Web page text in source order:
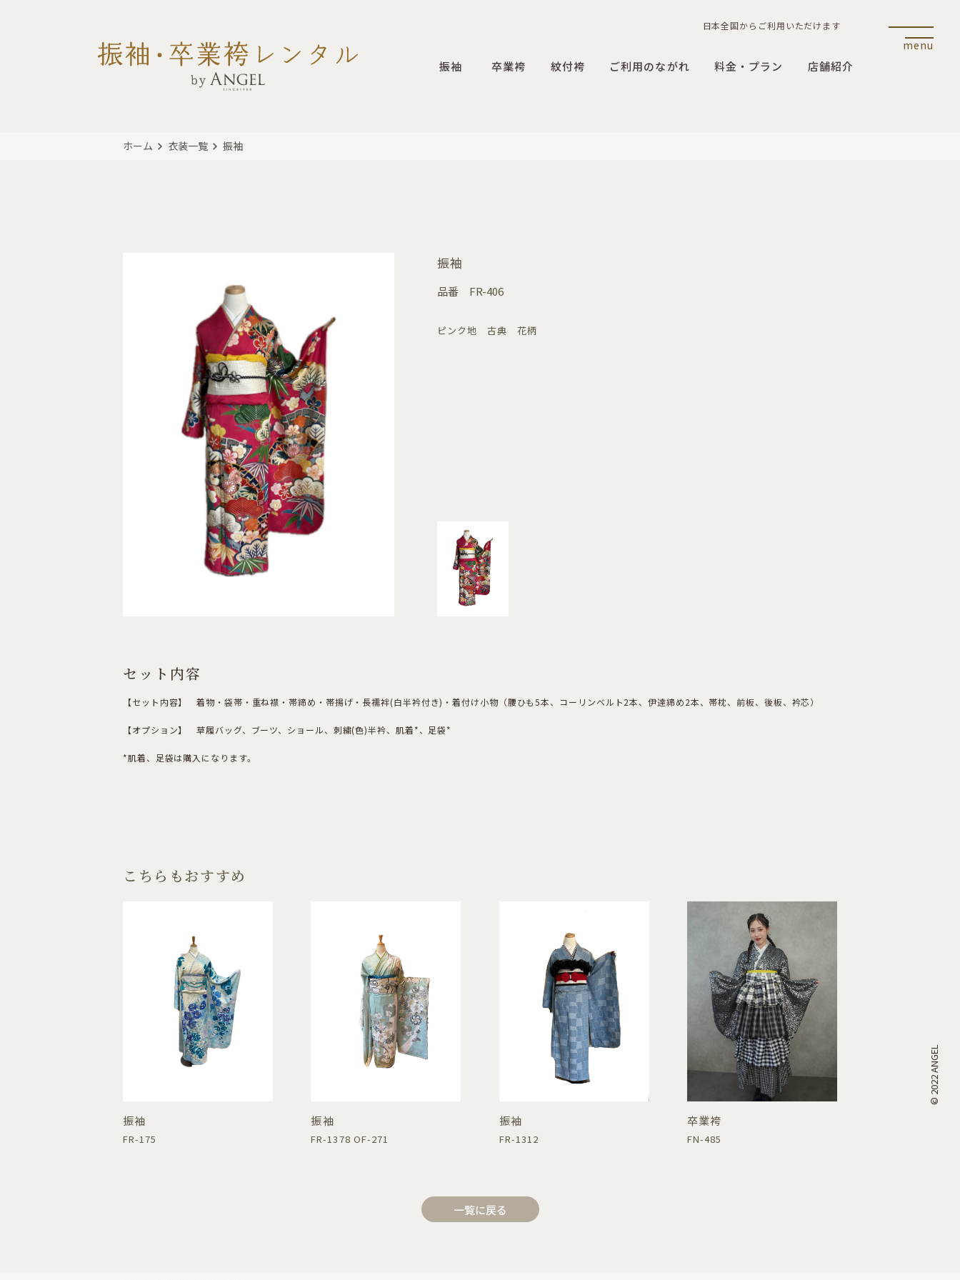
日本全国からご利用いただけます
振袖 卒業袴 紋付袴 ご利用のながれ 料金・プラン 店舗紹介
menu
ホーム 衣装一覧 振袖
振袖
品番 FR-406
ピンク地 古典 花柄
セット内容
【セット内容】 着物・袋帯・重ね襟・帯締め・帯揚げ・長襦袢(白半衿付き)・着付け小物（腰ひも5本、コーリンベルト2本、伊達締め2本、帯枕、前板、後板、衿芯）
【オプション】 草履バッグ、ブーツ、ショール、刺繍(色)半衿、肌着*、足袋*
*肌着、足袋は購入になります。
こちらもおすすめ
振袖
FR-175
振袖
FR-1378 OF-271
振袖
FR-1312
卒業袴
FN-485
一覧に戻る
© 2022 ANGEL